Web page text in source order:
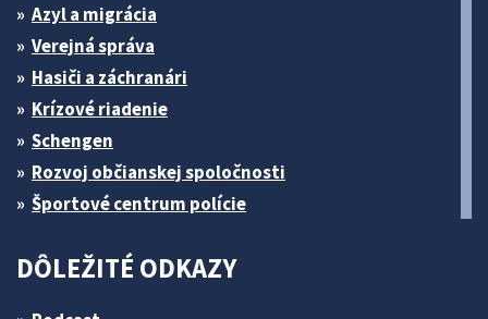
Azyl a migrácia
Verejná správa
Hasiči a záchranári
Krízové riadenie
Schengen
Rozvoj občianskej spoločnosti
Športové centrum polície
DÔLEŽITÉ ODKAZY